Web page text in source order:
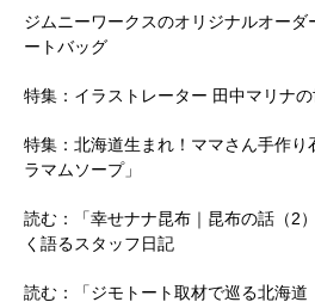
ジムニーワークスのオリジナルオーダ
ートバッグ
特集：イラストレーター 田中マリナの
特集：北海道生まれ！ママさん手作り
ラマムソープ」
読む：「幸せナナ昆布｜昆布の話（2
く語るスタッフ日記
読む：「ジモトート取材で巡る北海道